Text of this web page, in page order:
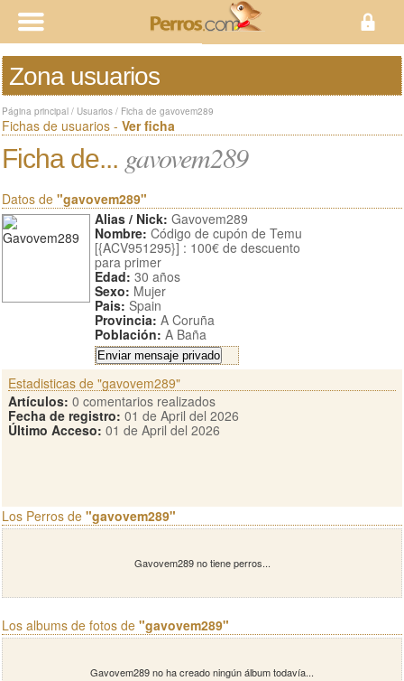
Zona usuarios
Página principal / Usuarios / Ficha de gavovem289
Fichas de usuarios - Ver ficha
Ficha de... gavovem289
Datos de "gavovem289"
Alias / Nick: Gavovem289
Nombre: Código de cupón de Temu
[{ACV951295}] : 100€ de descuento
para primer
Edad: 30 años
Sexo: Mujer
Pais: Spain
Provincia: A Coruña
Población: A Baña
Estadisticas de "gavovem289"
Artículos: 0 comentarios realizados
Fecha de registro: 01 de April del 2026
Último Acceso: 01 de April del 2026
Los Perros de "gavovem289"
Gavovem289 no tiene perros...
Los albums de fotos de "gavovem289"
Gavovem289 no ha creado ningún álbum todavía...